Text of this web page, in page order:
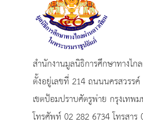
สำนักงานมูลนิธิการศึกษาทางไ
ตั้งอยู่เลขที่ 214 ถนนนครสวรร
เขตป้อมปราบศัตรูพ่าย กรุงเทพ
โทรศัพท์ 02 282 6734 โทรสาร